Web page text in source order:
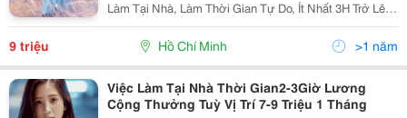
Làm Tại Nhà, Làm Thời Gian Tự Do, Ít Nhất 3H Trở Lên
Công Việc Dành Cho Người Nội Trợ, Sinh Viên, Nhân
Viên Văn Phòng, Lao Động Phổ Thông,...
9 triệu Hồ Chí Minh >1 năm
Việc Làm Tại Nhà Thời Gian2-3Giờ Lương
Cộng Thưởng Tuỳ Vị Trí 7-9 Triệu 1 Tháng